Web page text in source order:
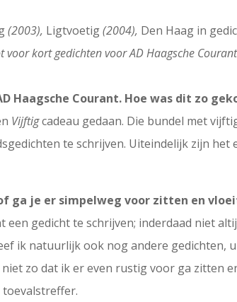
(2003), Ligtvoetig(2004), Den Haag in
kort gedichten voor AD Haagsche
Haagsche Courant. Hoe was dit zo
Vijftigcadeau gedaan. Die bundel met
te schrijven. Uiteindelijk zijn het
ga je er simpelweg voor zitten en
gedicht te schrijven; inderdaad niet
ik natuurlijk ook nog andere gedichten,
zo dat ik er even rustig voor ga zitten
toevalstreffer.